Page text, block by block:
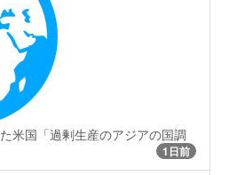
米国「過剰生産のアジアの国調
1日前